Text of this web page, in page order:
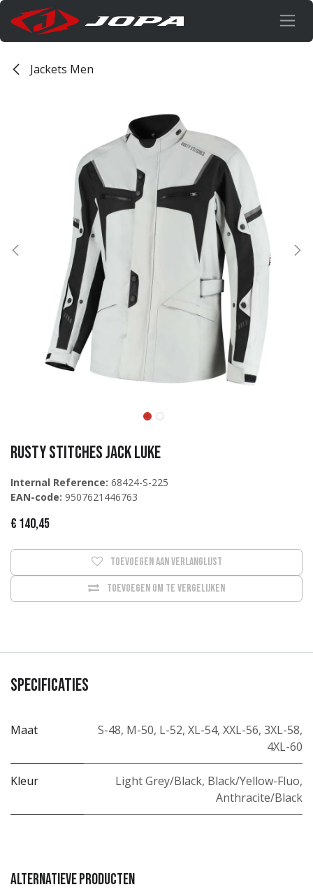
Overslaan naar inhoud
Jackets Men
Rusty Stitches Jack Luke
Internal Reference: 68424-S-225
EAN-code: 9507621446763
€ 140,45
Toevoegen om te vergelijken
Toevoegen aan verlanglijst
Specificaties
Maat S-48, M-50, L-52, XL-54, XXL-56, 3XL-58,
4XL-60
Kleur Light Grey/Black, Black/Yellow-Fluo,
Anthracite/Black
Alternatieve producten